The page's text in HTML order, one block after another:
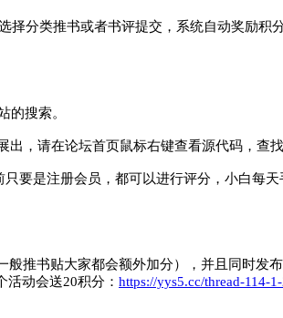
分类推书或者书评提交，系统自动奖励积
的搜索。
出，请在论坛首页鼠标右键查看源代码，查找
要是注册会员，都可以进行评分，小白每天
推书贴大家都会额外加分），并且同时发
动会送20积分： https://yys5.cc/thread-114-